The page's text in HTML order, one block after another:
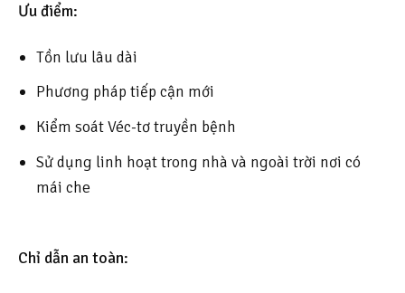
Ưu điểm:
Tồn lưu lâu dài
Phương pháp tiếp cận mới
Kiểm soát Véc-tơ truyền bệnh
Sử dụng linh hoạt trong nhà và ngoài trời nơi có
mái che
Chỉ dẫn an toàn: